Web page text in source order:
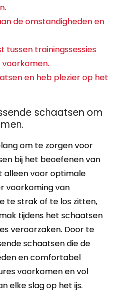
de omstandigheden en
tussen trainingssessies
en heb plezier op het
schaatsen om
om te zorgen voor
bij het beoefenen van
alleen voor optimale
voorkoming van
te strak of te los zitten,
tijdens het schaatsen
veroorzaken. Door te
schaatsen die de
en comfortabel
voorkomen en vol
elke slag op het ijs.